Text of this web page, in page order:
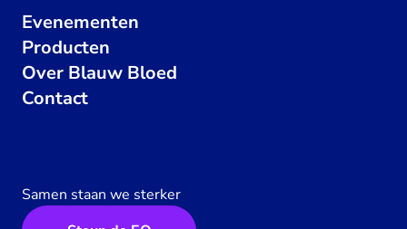
Evenementen
Producten
Over Blauw Bloed
Contact
Samen staan we sterker